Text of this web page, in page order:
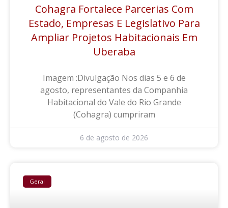
Cohagra Fortalece Parcerias Com
Estado, Empresas E Legislativo Para
Ampliar Projetos Habitacionais Em
Uberaba
Imagem :Divulgação Nos dias 5 e 6 de
agosto, representantes da Companhia
Habitacional do Vale do Rio Grande
(Cohagra) cumpriram
6 de agosto de 2026
Geral